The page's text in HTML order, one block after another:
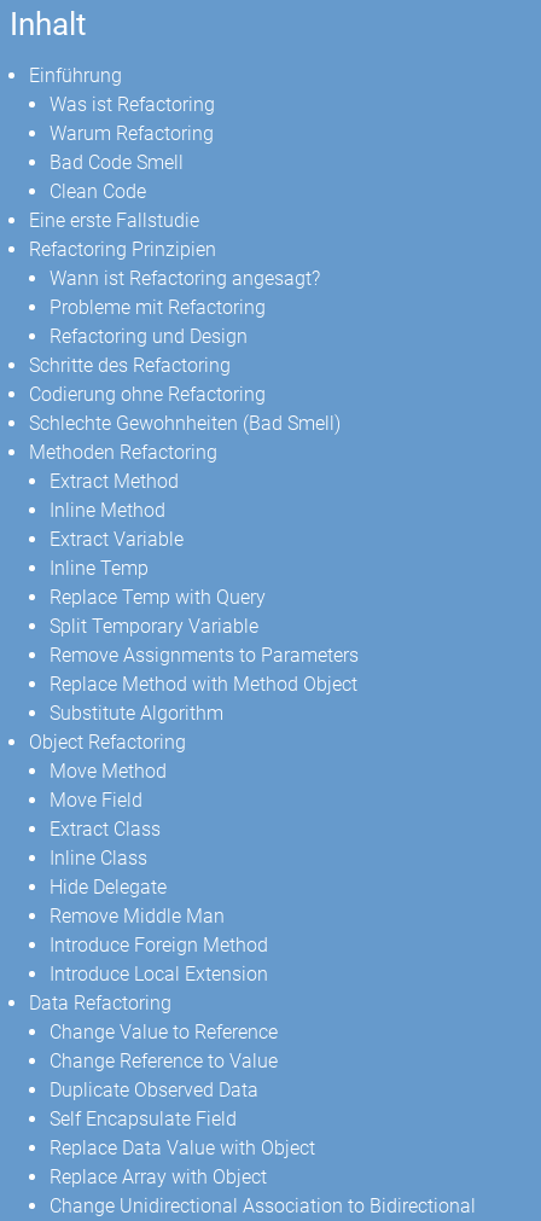
Inhalt
Einführung
Was ist Refactoring
Warum Refactoring
Bad Code Smell
Clean Code
Eine erste Fallstudie
Refactoring Prinzipien
Wann ist Refactoring angesagt?
Probleme mit Refactoring
Refactoring und Design
Schritte des Refactoring
Codierung ohne Refactoring
Schlechte Gewohnheiten (Bad Smell)
Methoden Refactoring
Extract Method
Inline Method
Extract Variable
Inline Temp
Replace Temp with Query
Split Temporary Variable
Remove Assignments to Parameters
Replace Method with Method Object
Substitute Algorithm
Object Refactoring
Move Method
Move Field
Extract Class
Inline Class
Hide Delegate
Remove Middle Man
Introduce Foreign Method
Introduce Local Extension
Data Refactoring
Change Value to Reference
Change Reference to Value
Duplicate Observed Data
Self Encapsulate Field
Replace Data Value with Object
Replace Array with Object
Change Unidirectional Association to Bidirectional